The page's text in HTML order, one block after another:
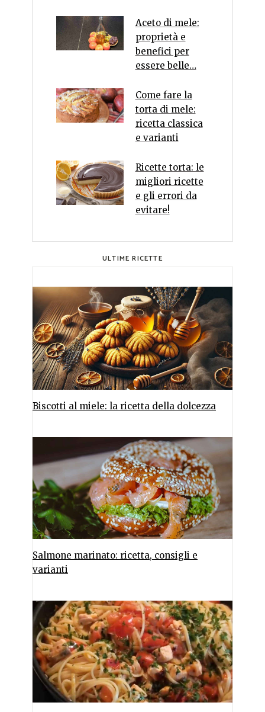
Aceto di mele:
proprietà e
benefici per
essere belle…
Come fare la
torta di mele:
ricetta classica
e varianti
Ricette torta: le
migliori ricette
e gli errori da
evitare!
ULTIME RICETTE
Biscotti al miele: la ricetta della dolcezza
Salmone marinato: ricetta, consigli e
varianti